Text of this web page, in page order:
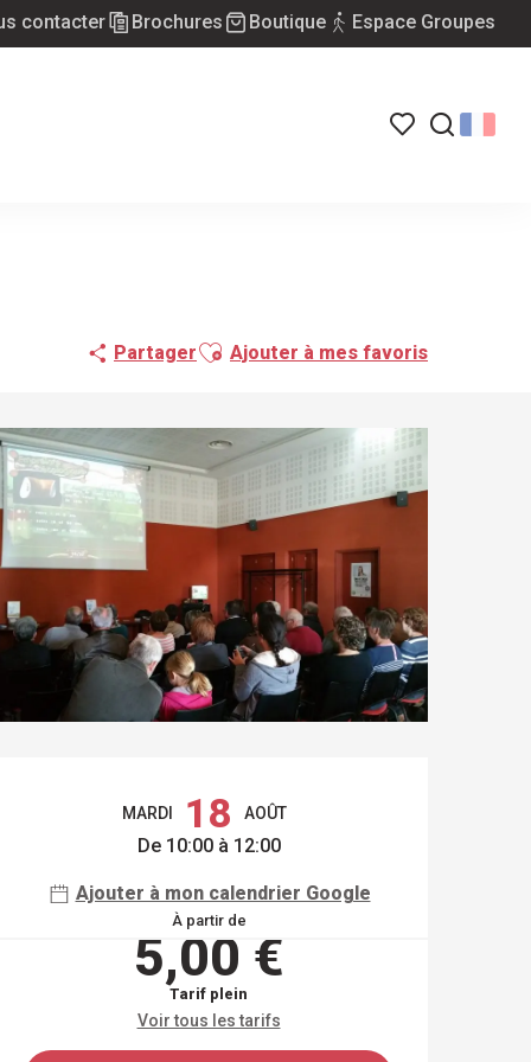
contacter Brochures Boutique Espace Groupes
PartagerAjouter aux favoris
Ajouter à mes favoris
OUVERTURE ET
MARDI 18 AOÛT
De 10:00 à 12:00
Ajouter à mon calendrier Google
À partir de
5,00 €
Tarif plein
Voir tous les tarifs